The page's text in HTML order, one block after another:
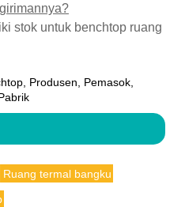
stok untuk benchtop ruang
Produsen, Pemasok,
Ruang termal bangku